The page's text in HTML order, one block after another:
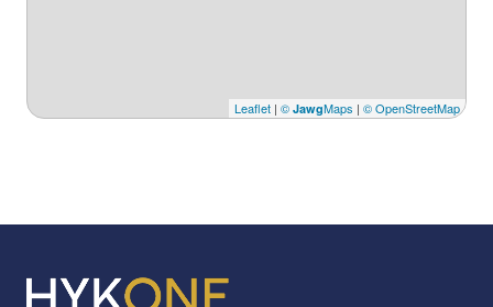
Leaflet | © JawgMaps | © OpenStreetMap